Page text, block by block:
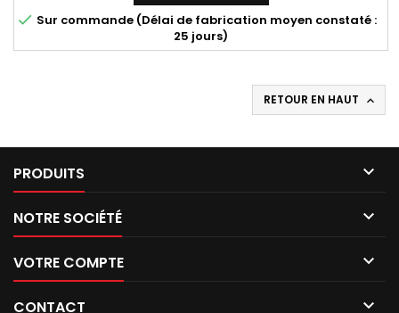
 Sur commande (Délai de fabrication moyen constaté :
25 jours)
RETOUR EN HAUT 
PRODUITS 
NOTRE SOCIÉTÉ 
VOTRE COMPTE 
CONTACT 